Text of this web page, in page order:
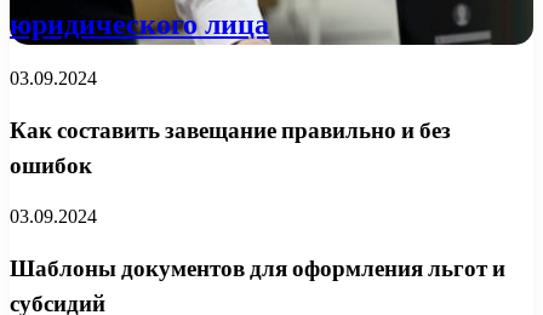
юридического лица
03.09.2024
Как составить завещание правильно и без
ошибок
03.09.2024
Шаблоны документов для оформления льгот и
субсидий